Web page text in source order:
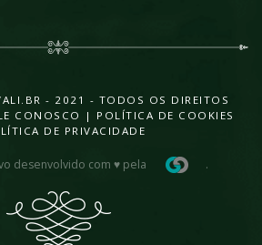
- 2021 - TODOS OS DIREITOS
CONOSCO | POLÍTICA DE COOKIES
DE PRIVACIDADE
desenvolvido com ♥ pela .